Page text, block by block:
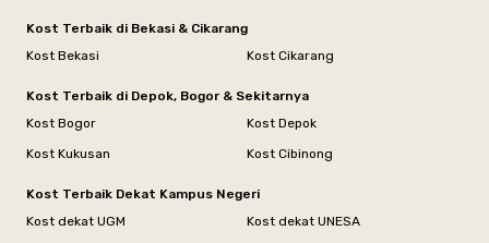
Kost Terbaik di Bekasi & Cikarang
Kost Bekasi
Kost Cikarang
Kost Terbaik di Depok, Bogor & Sekitarnya
Kost Bogor
Kost Depok
Kost Kukusan
Kost Cibinong
Kost Terbaik Dekat Kampus Negeri
Kost dekat UGM
Kost dekat UNESA